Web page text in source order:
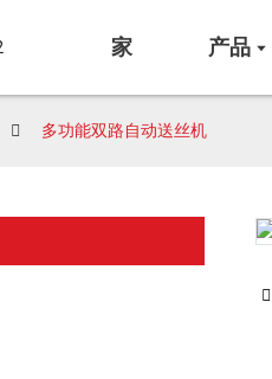
家 产品
多功能双路自动送丝机